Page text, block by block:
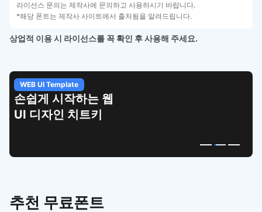
라이선스 문의는 제작사에 문의하고 사용하시기 바랍니다.
*해당 폰트는 제작사 사이트에서 출처됨을 알려드립니다.
상업적 이용 시 라이선스를 꼭 확인 후 사용해 주세요.
WEB UI Template
손쉽게 시작하는 웹
UI 디자인 치트키
추천 무료폰트